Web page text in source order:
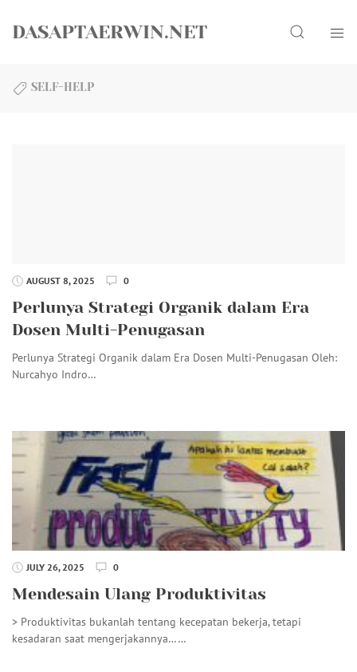
DASAPTAERWIN.NET Search
SELF-HELP
AUGUST 8, 2025 0
Perlunya Strategi Organik dalam Era
Dosen Multi-Penugasan
Perlunya Strategi Organik dalam Era Dosen Multi-Penugasan Oleh:
Nurcahyo Indro…
JULY 26, 2025 0
Mendesain Ulang Produktivitas
> Produktivitas bukanlah tentang kecepatan bekerja, tetapi
kesadaran saat mengerjakannya……